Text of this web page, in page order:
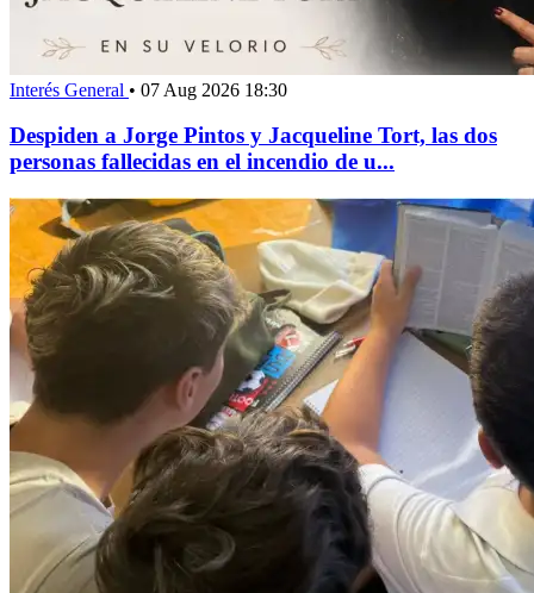
Interés General • 07 Aug 2026 18:30
Despiden a Jorge Pintos y Jacqueline Tort, las dos
personas fallecidas en el incendio de u...